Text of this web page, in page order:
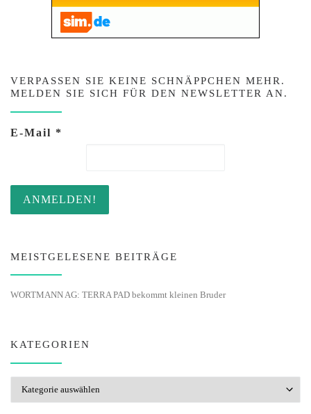
VERPASSEN SIE KEINE SCHNÄPPCHEN MEHR.
MELDEN SIE SICH FÜR DEN NEWSLETTER AN.
E-Mail *
MEISTGELESENE BEITRÄGE
WORTMANN AG: TERRA PAD bekommt kleinen Bruder
KATEGORIEN